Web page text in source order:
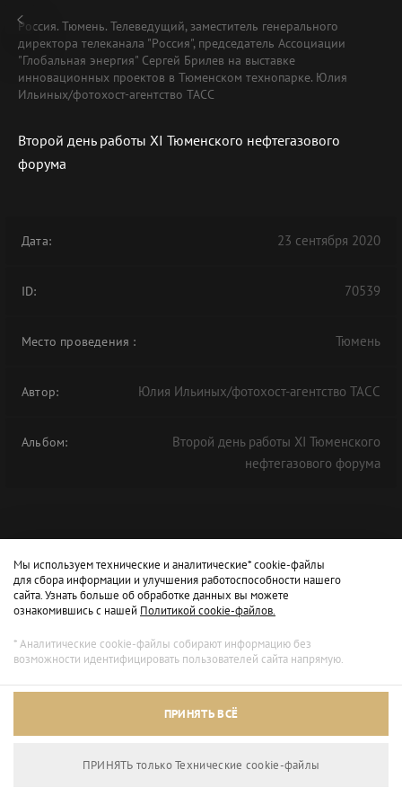
Россия. Тюмень. Телеведущий, заместитель генерального
директора телеканала "Россия", председатель Ассоциации
"Глобальная энергия" Сергей Брилев на выставке
инновационных проектов в Тюменском технопарке. Юлия
Ильиных/фотохост-агентство ТАСС
Второй день работы XI Тюменского нефтегазового
форума
Дата: 23 сентября 2020
ID: 70539
Место проведения : Тюмень
Автор: Юлия Ильиных/фотохост-агентство ТАСС
Альбом:
Второй день работы XI Тюменского
нефтегазового форума
Мы используем технические и аналитические* cookie-файлы
для сбора информации и улучшения работоспособности нашего
сайта. Узнать больше об обработке данных вы можете
ознакомившись с нашей Политикой cookie-файлов.
* Аналитические cookie-файлы собирают информацию без
возможности идентифицировать пользователей сайта напрямую.
ПРИНЯТЬ ВСЁ
ПРИНЯТЬ только Технические сookie-файлы